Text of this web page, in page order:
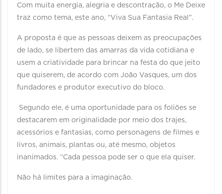
Com muita energia, alegria e descontração, o Me Deixe
traz como tema, este ano, “Viva Sua Fantasia Real”.
A proposta é que as pessoas deixem as preocupações
de lado, se libertem das amarras da vida cotidiana e
usem a criatividade para brincar na festa do que jeito
que quiserem, de acordo com João Vasques, um dos
fundadores e produtor executivo do bloco.
Segundo ele, é uma oportunidade para os foliões se
destacarem em originalidade por meio dos trajes,
acessórios e fantasias, como personagens de filmes e
livros, animais, plantas ou, até mesmo, objetos
inanimados. “Cada pessoa pode ser o que ela quiser.
Não há limites para a imaginação.